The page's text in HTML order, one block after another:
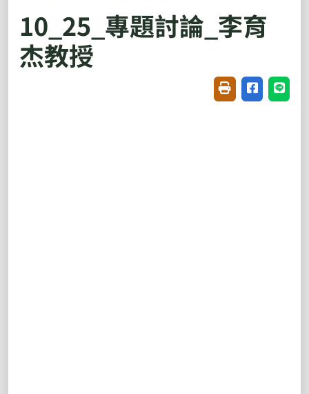
10_25_專題討論_李育
杰教授
友善列印(開新視
分享至臉書
分享